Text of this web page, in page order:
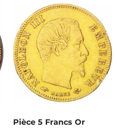
Pièce 5 Francs Or